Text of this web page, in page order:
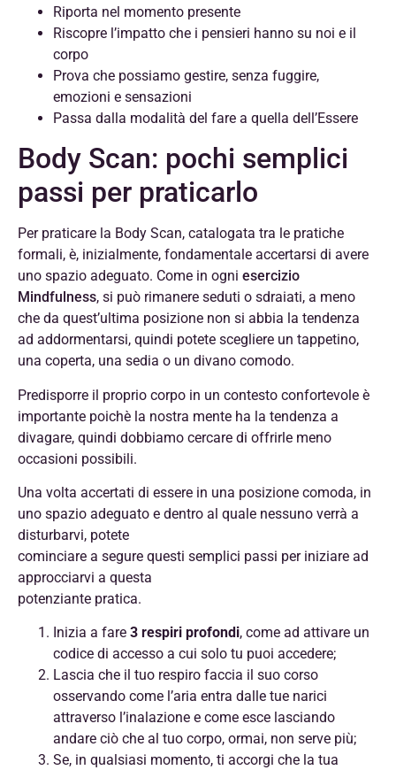
Riporta nel momento presente
Riscopre l’impatto che i pensieri hanno su noi e il
corpo
Prova che possiamo gestire, senza fuggire,
emozioni e sensazioni
Passa dalla modalità del fare a quella dell’Essere
Body Scan: pochi semplici
passi per praticarlo
Per praticare la Body Scan, catalogata tra le pratiche
formali, è, inizialmente, fondamentale accertarsi di avere
uno spazio adeguato. Come in ogni esercizio
Mindfulness, si può rimanere seduti o sdraiati, a meno
che da quest’ultima posizione non si abbia la tendenza
ad addormentarsi, quindi potete scegliere un tappetino,
una coperta, una sedia o un divano comodo.
Predisporre il proprio corpo in un contesto confortevole è
importante poichè la nostra mente ha la tendenza a
divagare, quindi dobbiamo cercare di offrirle meno
occasioni possibili.
Una volta accertati di essere in una posizione comoda, in
uno spazio adeguato e dentro al quale nessuno verrà a
disturbarvi, potete
cominciare a segure questi semplici passi per iniziare ad
approcciarvi a questa
potenziante pratica.
Inizia a fare 3 respiri profondi, come ad attivare un
codice di accesso a cui solo tu puoi accedere;
Lascia che il tuo respiro faccia il suo corso
osservando come l’aria entra dalle tue narici
attraverso l’inalazione e come esce lasciando
andare ciò che al tuo corpo, ormai, non serve più;
Se, in qualsiasi momento, ti accorgi che la tua